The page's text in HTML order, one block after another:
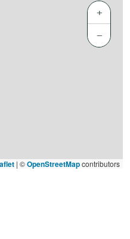
+
−
| ©OpenStreetMapcontributors